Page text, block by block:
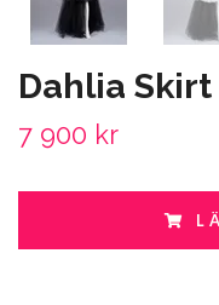
Dahlia
7 900 kr